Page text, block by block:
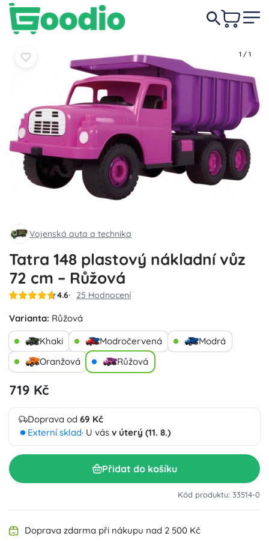
1 / 1
Vojenská auta a technika
Tatra 148 plastový nákladní vůz
72 cm – Růžová
4.6 25 Hodnocení
Varianta: Růžová
Khaki
Modročervená
Modrá
Oranžová
Růžová
719 Kč
Doprava od 69 Kč
Externí sklad· U vás v úterý (11. 8.)
Přidat do košíku
Kód produktu: 33514-0
Doprava zdarma při nákupu nad 2 500 Kč
719 Kč Do košíku